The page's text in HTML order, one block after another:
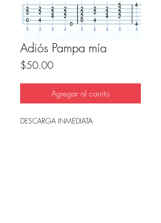
Adiós Pampa mía
$50.00Precio
Agregar al carrito
DESCARGA INMEDIATA